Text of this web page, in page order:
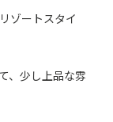
ゾートスタイ
、少し上品な雰